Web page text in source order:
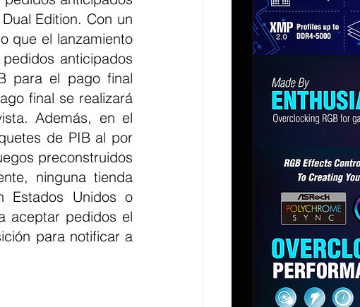
Edition. Con un
que el lanzamiento
anticipados
para el pago final
final se realizará
Además, en el
de PIB al por
preconstruidos
ninguna tienda
Estados Unidos o
aceptar pedidos el
para notificar a